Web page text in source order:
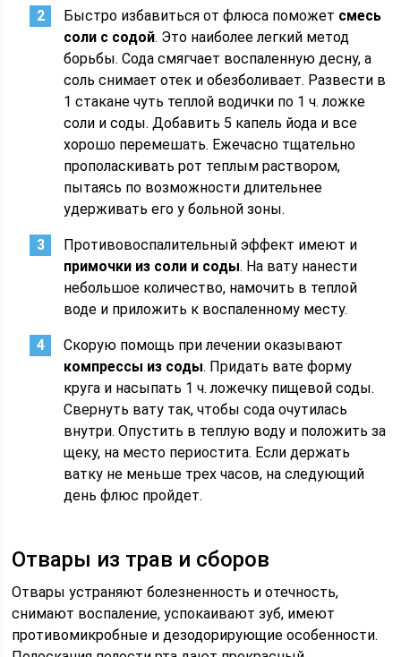
Быстро избавиться от флюса поможет смесь
соли с содой. Это наиболее легкий метод
борьбы. Сода смягчает воспаленную десну, а
соль снимает отек и обезболивает. Развести в
1 стакане чуть теплой водички по 1 ч. ложке
соли и соды. Добавить 5 капель йода и все
хорошо перемешать. Ежечасно тщательно
прополаскивать рот теплым раствором,
пытаясь по возможности длительнее
удерживать его у больной зоны.
Противовоспалительный эффект имеют и
примочки из соли и соды. На вату нанести
небольшое количество, намочить в теплой
воде и приложить к воспаленному месту.
Скорую помощь при лечении оказывают
компрессы из соды. Придать вате форму
круга и насыпать 1 ч. ложечку пищевой соды.
Свернуть вату так, чтобы сода очутилась
внутри. Опустить в теплую воду и положить за
щеку, на место периостита. Если держать
ватку не меньше трех часов, на следующий
день флюс пройдет.
Отвары из трав и сборов
Отвары устраняют болезненность и отечность,
снимают воспаление, успокаивают зуб, имеют
противомикробные и дезодорирующие особенности.